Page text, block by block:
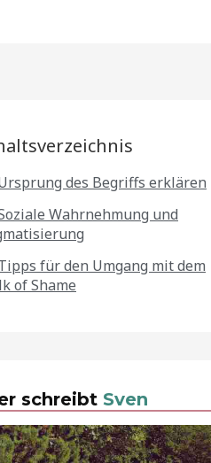
des Begriffs erklären
Wahrnehmung und
für den Umgang mit dem
of Shame
schreibt Sven